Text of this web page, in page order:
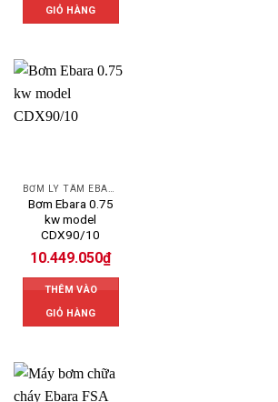
GIỎ HÀNG
Bơm Ebara 0.75
kw model
CDX90/10
10.449.050₫
THÊM VÀO
GIỎ HÀNG